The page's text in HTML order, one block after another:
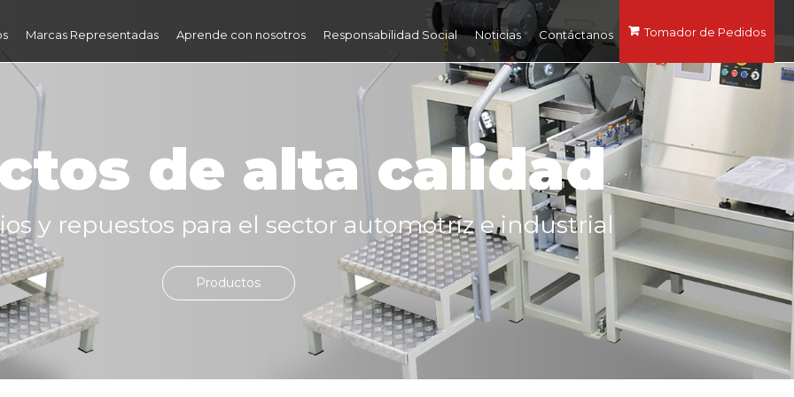
Marcas Representadas Aprende con nosotros Responsabilidad Social Noticias Contáctanos Tomador de Pedidos
de alta calidad
y repuestos para el sector automotriz e industrial
Productos